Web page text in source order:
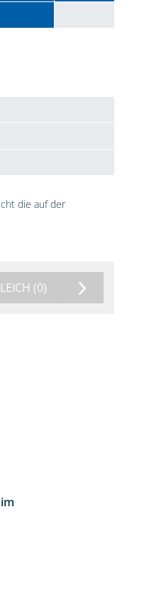
die auf der
(0)